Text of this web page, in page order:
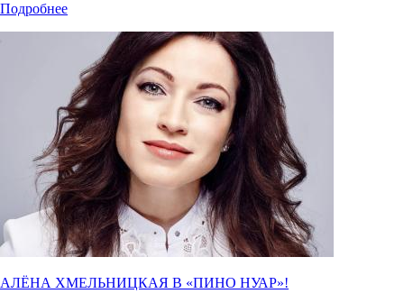
Подробнее
АЛЁНА ХМЕЛЬНИЦКАЯ В «ПИНО НУАР»!